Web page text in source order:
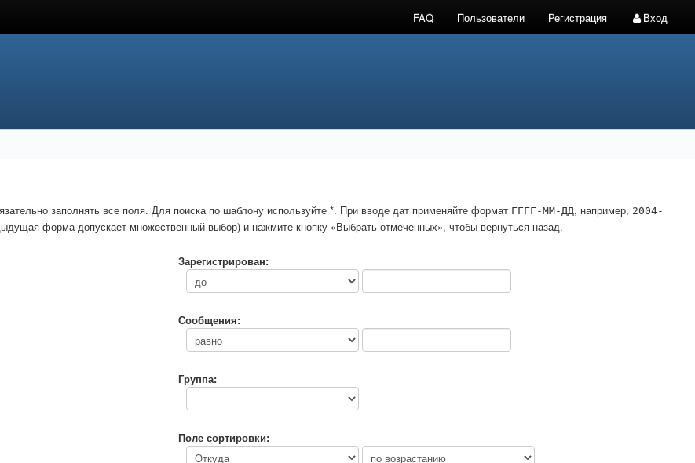
FAQ Пользователи Регистрация Вход
заполнять все поля. Для поиска по шаблону используйте *. При вводе дат применяйте формат ГГГГ-ММ-ДД, например, 2004-
форма допускает множественный выбор) и нажмите кнопку «Выбрать отмеченных», чтобы вернуться назад.
Зарегистрирован:
Сообщения:
Группа:
Поле сортировки: